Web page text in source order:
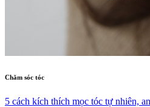
Chăm sóc tóc
5 cách kích thích mọc tóc tự nhiên,